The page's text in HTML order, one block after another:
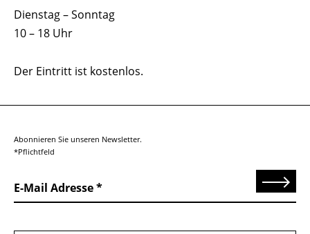
Dienstag – Sonntag
10 – 18 Uhr
Der Eintritt ist kostenlos.
Abonnieren Sie unseren Newsletter.
*Pflichtfeld
E-Mail Adresse Senden